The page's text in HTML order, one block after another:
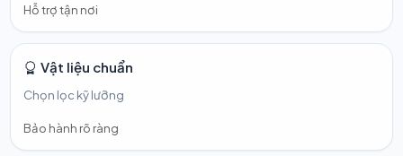
Hỗ trợ tận nơi
Vật liệu chuẩn
Chọn lọc kỹ lưỡng
Bảo hành rõ ràng